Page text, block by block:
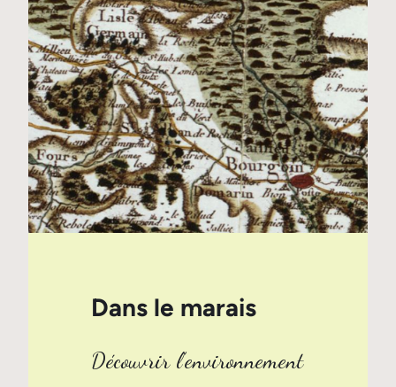
Dans le marais
Découvrir l’environnement